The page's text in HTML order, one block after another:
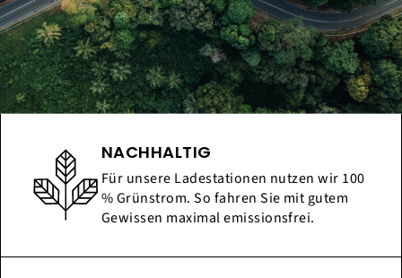
NACHHALTIG
Für unsere Ladestationen nutzen wir 100
% Grünstrom. So fahren Sie mit gutem
Gewissen maximal emissionsfrei.